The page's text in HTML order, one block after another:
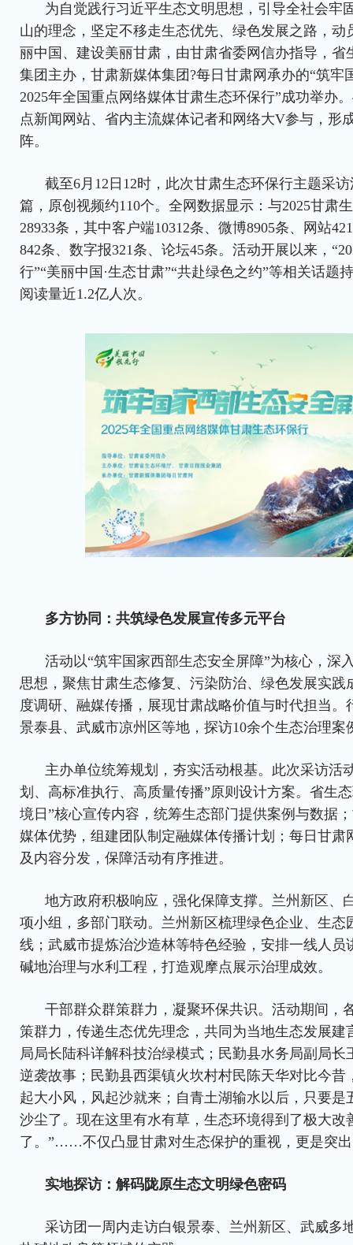
为自觉践行习近平生态文明思想，引导全社会牢
山的理念，坚定不移走生态优先、绿色发展之路，动
丽中国、建设美丽甘肃，由甘肃省委网信办指导，省
集团主办，甘肃新媒体集团?每日甘肃网承办的“筑
2025年全国重点网络媒体甘肃生态环保行”成功举办
点新闻网站、省内主流媒体记者和网络大V参与，形
阵。
截至6月12日12时，此次甘肃生态环保行主题采
篇，原创视频约110个。全网数据显示：与2025甘肃
28933条，其中客户端10312条、微博8905条、网站
842条、数字报321条、论坛45条。活动开展以来，
行”“美丽中国·生态甘肃”“共赴绿色之约”等相关话题
阅读量近1.2亿人次。
多方协同：共筑绿色发展宣传多元平台
活动以“筑牢国家西部生态安全屏障”为核心，深
思想，聚焦甘肃生态修复、污染防治、绿色发展实践
度调研、融媒传播，展现甘肃战略价值与时代担当
景泰县、武威市凉州区等地，探访10余个生态治理案
主办单位统筹规划，夯实活动根基。此次采访活
划、高标准执行、高质量传播”原则设计方案。省生
境日”核心宣传内容，统筹生态部门提供案例与数据
媒体优势，组建团队制定融媒体传播计划；每日甘肃
及内容分发，保障活动有序推进。
地方政府积极响应，强化保障支撑。兰州新区、
项小组，多部门联动。兰州新区梳理绿色企业、生态
线；武威市提炼治沙造林等特色经验，安排一线人员
碱地治理与水利工程，打造观摩点展示治理成效。
干部群众群策群力，凝聚环保共识。活动期间，
策群力，传递生态优先理念，共同为当地生态发展建
局局长陆科详解科技治绿模式；民勤县水务局副局
逆袭故事；民勤县西渠镇火坎村村民陈天华对比今昔
起大小风，风起沙就来；自青土湖输水以后，只要是
沙尘了。现在这里有水有草，生态环境得到了极大改
了。”……不仅凸显甘肃对生态保护的重视，更是突
实地探访：解码陇原生态文明绿色密码
采访团一周内走访白银景泰、兰州新区、武威多